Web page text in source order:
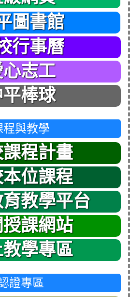
圖書館
行事曆
志工
平棒球
程與教學
程計畫
位課程
教學平台
課網站
學專區
證專區